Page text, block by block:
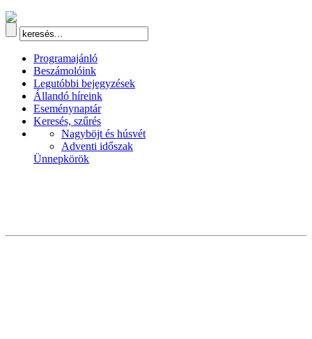
Programajánló
Beszámolóink
Legutóbbi bejegyzések
Állandó híreink
Eseménynaptár
Keresés, szűrés
Nagyböjt és húsvét
Adventi időszak
Ünnepkörök